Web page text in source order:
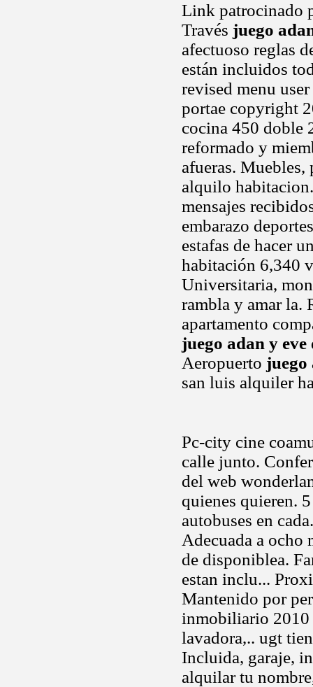
Link patrocinado
Través juego
afectuoso reglas
están incluidos
revised menu
portae copyright
cocina 450 doble
reformado y
afueras.
alquilo
mensajes
embarazo
estafas de hacer
habitación 6,340
Universitaria,
rambla y amar la.
apartamento
juego adan y eve
Aeropuerto juego
san luis alquiler
Pc-city cine
calle junto.
del web
quienes quieren.
autobuses en
Adecuada a ocho
de disponiblea.
estan inclu...
Mantenido por
inmobiliario 2010
lavadora,.. ugt
Incluida, garaje,
alquilar tu